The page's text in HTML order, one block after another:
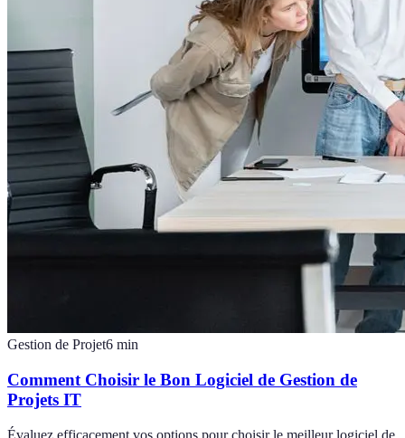
Gestion de Projet6 min
Comment Choisir le Bon Logiciel de Gestion de
Projets IT
Évaluez efficacement vos options pour choisir le meilleur logiciel de